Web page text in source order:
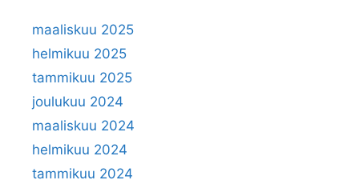
maaliskuu 2025
helmikuu 2025
tammikuu 2025
joulukuu 2024
maaliskuu 2024
helmikuu 2024
tammikuu 2024